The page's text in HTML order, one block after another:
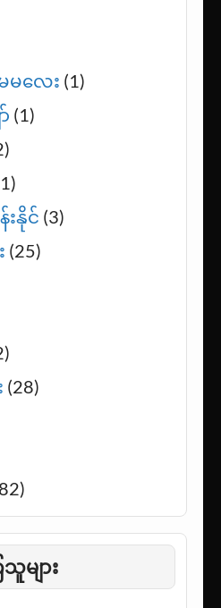
မလေး (1)
(1)
နိုင် (3)
(25)
(28)
ျား